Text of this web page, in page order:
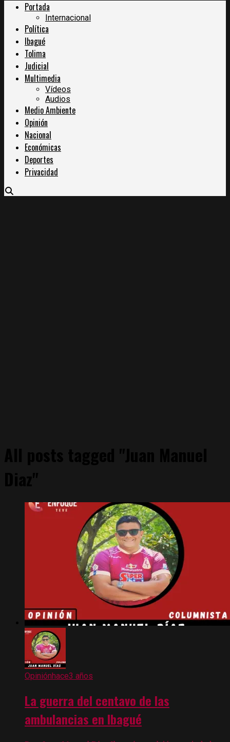
Portada
Internacional
Política
Ibagué
Tolima
Judicial
Multimedia
Vídeos
Audios
Medio Ambiente
Opinión
Nacional
Económicas
Deportes
Privacidad
Opiniónhace3 años
La guerra del centavo de las
ambulancias en Ibagué